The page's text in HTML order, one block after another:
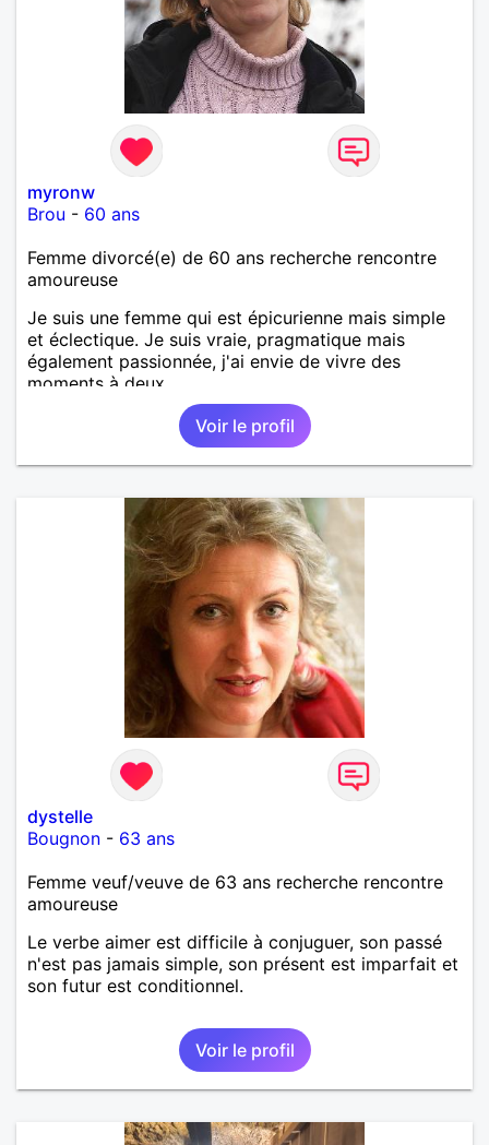
myronw
Brou - 60 ans
Femme divorcé(e) de 60 ans recherche rencontre
amoureuse
Je suis une femme qui est épicurienne mais simple
et éclectique. Je suis vraie, pragmatique mais
également passionnée, j'ai envie de vivre des
moments à deux.
Voir le profil
dystelle
Bougnon - 63 ans
Femme veuf/veuve de 63 ans recherche rencontre
amoureuse
Le verbe aimer est difficile à conjuguer, son passé
n'est pas jamais simple, son présent est imparfait et
son futur est conditionnel.
Voir le profil